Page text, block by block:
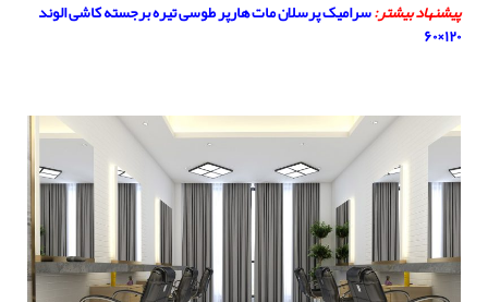
پیشنهاد بیشتر:سرامیک پرسلان مات هارپر طوسی تیره برجسته کاشی الوند
۱۲۰×۶۰